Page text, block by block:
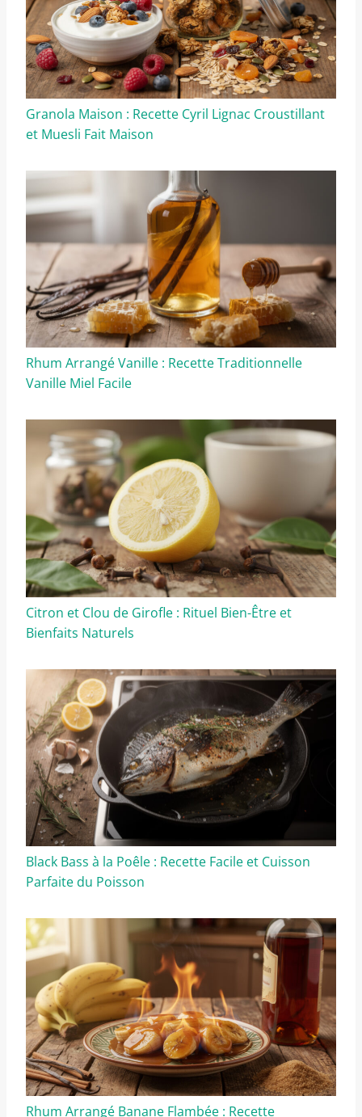
Granola Maison : Recette Cyril Lignac Croustillant
et Muesli Fait Maison
Rhum Arrangé Vanille : Recette Traditionnelle
Vanille Miel Facile
Citron et Clou de Girofle : Rituel Bien-Être et
Bienfaits Naturels
Black Bass à la Poêle : Recette Facile et Cuisson
Parfaite du Poisson
Rhum Arrangé Banane Flambée : Recette